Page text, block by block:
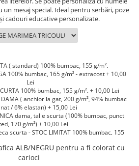
un mesaj special. Ideal pentru serbări, poze
cadouri educative personalizate.
( standard) 100% bumbac, 155 g/m².
100% bumbac, 165 g/m² - extracost + 10,00
Lei
100% bumbac, 155 g/m². + 10,00 Lei
DAMA ( anchior la gat, 200 g/m², 94% bumbac
/ 6% elastan) + 15,00 Lei
dama, talie scurta (100% bumbac, punct
170 g/m²) + 10,00 Lei
scurta - STOC LIMITAT 100% bumbac, 155
100% bumbac, 155 g/m². + 15,00 Lei
SCURTA 200-220 g/m² - marimi COPII + 15,00
ALB/NEGRU pentru a fi colorat cu
carioci